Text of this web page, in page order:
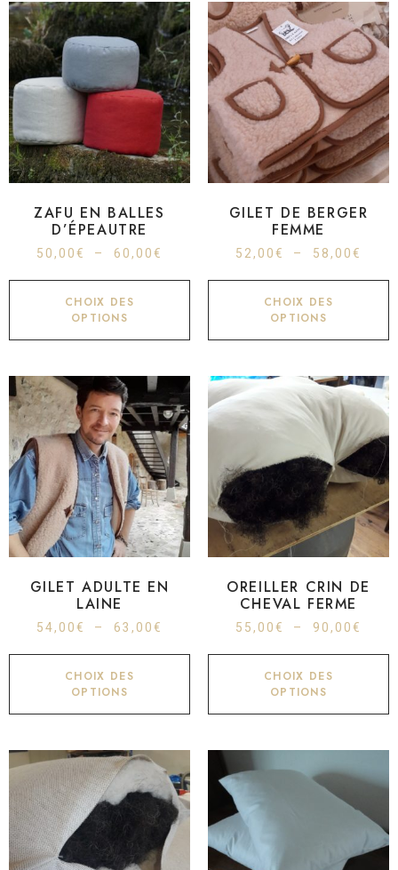
ZAFU EN BALLES
D’ÉPEAUTRE
50,00€ – 60,00€
CHOIX DES
OPTIONS
GILET DE BERGER
FEMME
52,00€ – 58,00€
CHOIX DES
OPTIONS
GILET ADULTE EN
LAINE
54,00€ – 63,00€
CHOIX DES
OPTIONS
OREILLER CRIN DE
CHEVAL FERME
55,00€ – 90,00€
CHOIX DES
OPTIONS